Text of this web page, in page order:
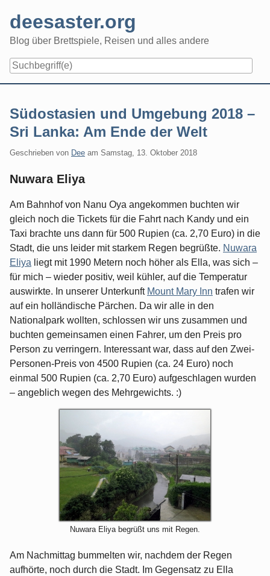
content
deesaster.org
Blog über Brettspiele, Reisen und alles andere
Südostasien und Umgebung 2018 –
Sri Lanka: Am Ende der Welt
Geschrieben von Dee am Samstag, 13. Oktober 2018
Nuwara Eliya
Am Bahnhof von Nanu Oya angekommen buchten wir
gleich noch die Tickets für die Fahrt nach Kandy und ein
Taxi brachte uns dann für 500 Rupien (ca. 2,70 Euro) in die
Stadt, die uns leider mit starkem Regen begrüßte. Nuwara
Eliya liegt mit 1990 Metern noch höher als Ella, was sich –
für mich – wieder positiv, weil kühler, auf die Temperatur
auswirkte. In unserer Unterkunft Mount Mary Inn trafen wir
auf ein holländische Pärchen. Da wir alle in den
Nationalpark wollten, schlossen wir uns zusammen und
buchten gemeinsamen einen Fahrer, um den Preis pro
Person zu verringern. Interessant war, dass auf den Zwei-
Personen-Preis von 4500 Rupien (ca. 24 Euro) noch
einmal 500 Rupien (ca. 2,70 Euro) aufgeschlagen wurden
– angeblich wegen des Mehrgewichts. :)
Nuwara Eliya begrüßt uns mit Regen.
Am Nachmittag bummelten wir, nachdem der Regen
aufhörte, noch durch die Stadt. Im Gegensatz zu Ella